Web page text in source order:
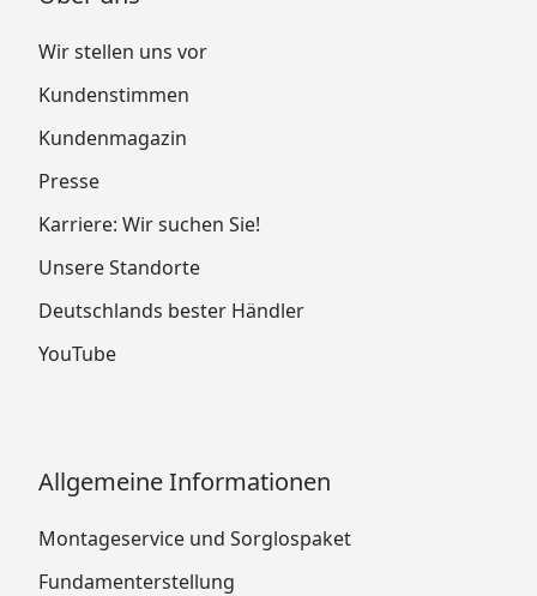
Wir stellen uns vor
Kundenstimmen
Kundenmagazin
Presse
Karriere: Wir suchen Sie!
Unsere Standorte
Deutschlands bester Händler
YouTube
Allgemeine Informationen
Montageservice und Sorglospaket
Fundamenterstellung